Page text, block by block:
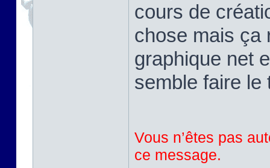
cours de
chose mais ça
graphique net
semble faire le
Vous n’êtes pas
ce message.